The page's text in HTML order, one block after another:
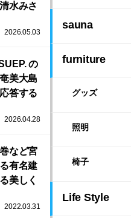
水みさ
らし”
2026.05.03
の
美大島
答する
！2026.04.28
など宮
有名建
美しく
選
2022.03.31
sauna
furniture
グッズ
照明
椅子
Life Style